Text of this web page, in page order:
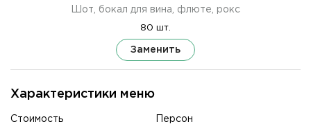
Характеристики меню
Стоимость Персон
Шот, бокал для вина, флюте, рокс
80 шт.
Заменить